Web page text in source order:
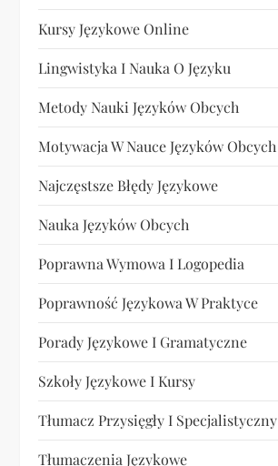
Kursy Językowe Online
Lingwistyka I Nauka O Języku
Metody Nauki Języków Obcych
Motywacja W Nauce Języków Obcych
Najczęstsze Błędy Językowe
Nauka Języków Obcych
Poprawna Wymowa I Logopedia
Poprawność Językowa W Praktyce
Porady Językowe I Gramatyczne
Szkoły Językowe I Kursy
Tłumacz Przysięgły I Specjalistyczny
Tłumaczenia Językowe